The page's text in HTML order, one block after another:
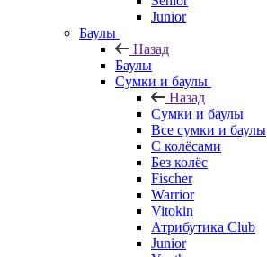
Junior
Баулы
Назад
Баулы
Сумки и баулы
Назад
Сумки и баулы
Все сумки и баулы
С колёсами
Без колёс
Fischer
Warrior
Vitokin
Атрибутика Club
Junior